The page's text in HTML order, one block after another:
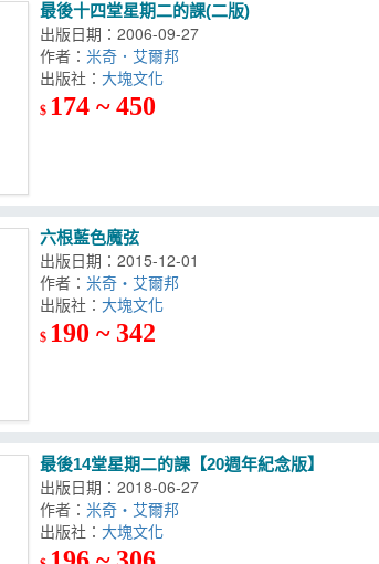
最後十四堂星期二的課(二版)
出版日期：2006-09-27
作者：米奇．艾爾邦
出版社：大塊文化
$ 174 ~ 450
六根藍色魔弦
出版日期：2015-12-01
作者：米奇‧艾爾邦
出版社：大塊文化
$ 190 ~ 342
最後14堂星期二的課【20週年紀念版】
出版日期：2018-06-27
作者：米奇‧艾爾邦
出版社：